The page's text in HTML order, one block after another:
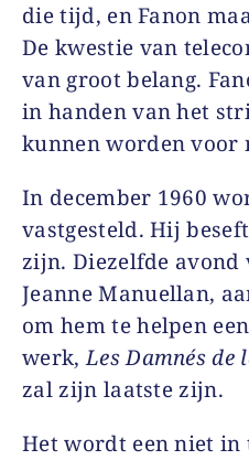
die tijd, en Fanon
De kwestie van
van groot belang.
in handen van het
kunnen worden voor
In december 1960
vastgesteld. Hij
zijn. Diezelfde
Jeanne Manuellan,
om hem te helpen
werk,Les Damnés de
zal zijn laatste zijn.
Het wordt een niet in